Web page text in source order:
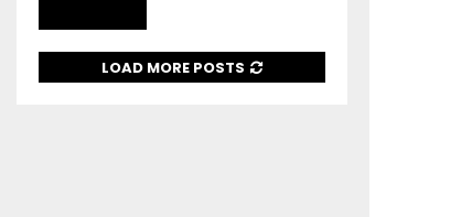
LOAD MORE POSTS